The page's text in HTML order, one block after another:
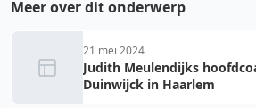
Meer over dit onderwerp
21 mei 2024
Judith Meulendijks
Duinwijck in Haarlem